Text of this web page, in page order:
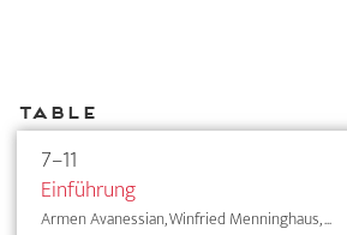
Table
7–11
Einführung
Armen Avanessian, Winfried Menninghaus, ...